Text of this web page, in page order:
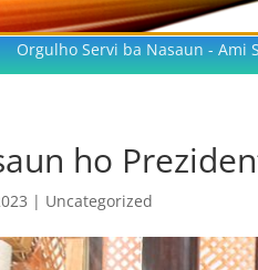
Orgulho Servi ba Nasaun - Ami
ho
| Uncategorized